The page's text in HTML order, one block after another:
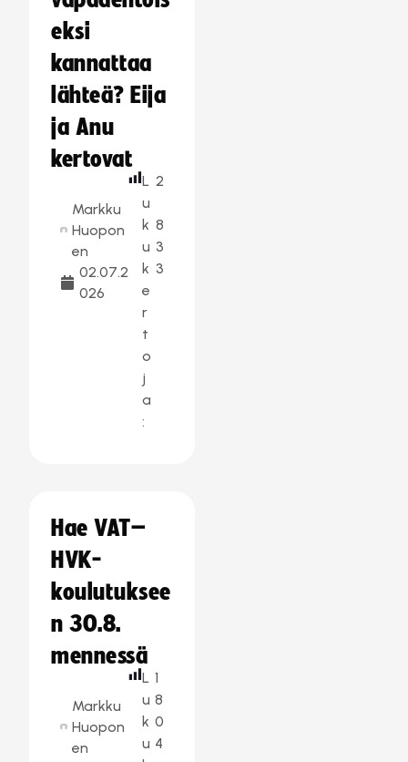
eksi
kannattaa
lähteä? Eija
ja Anu
kertovat
Markku
Huopon
en
02.07.2
026
L
u
k
u
k
e
r
t
o
j
a
:
2
8
3
3
Hae VAT–
HVK-
koulutuksee
n 30.8.
mennessä
Markku
Huopon
en
L
u
k
u
1
8
0
4